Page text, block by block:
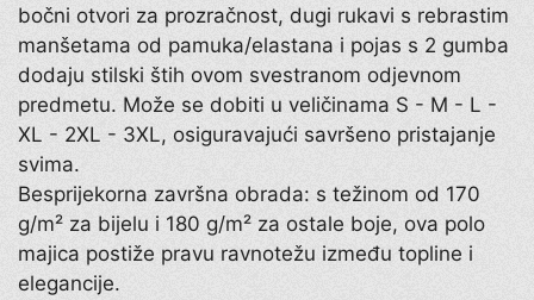
bočni otvori za prozračnost, dugi rukavi s rebrastim
manšetama od pamuka/elastana i pojas s 2 gumba
dodaju stilski štih ovom svestranom odjevnom
predmetu. Može se dobiti u veličinama S - M - L -
XL - 2XL - 3XL, osiguravajući savršeno pristajanje
svima.
Besprijekorna završna obrada: s težinom od 170
g/m² za bijelu i 180 g/m² za ostale boje, ova polo
majica postiže pravu ravnotežu između topline i
elegancije.